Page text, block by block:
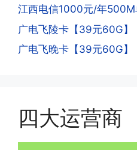
·4.实际扣费月租
答:
(1)首月扣费:电信是
(2)如下几种情况是
机、关机、注销、违
道首充的情况下都
次认证是为了证明你
一般二次认证的流程
流量，通过运营商链
件，来证明是本人在
江西电信1000元/年500M
广电飞陵卡【39元60G】
广电飞晚卡【39元60G】
四大运营商